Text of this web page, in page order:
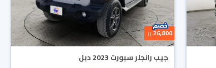
26,800
جيب رانجلر سبورت 2023 دبل